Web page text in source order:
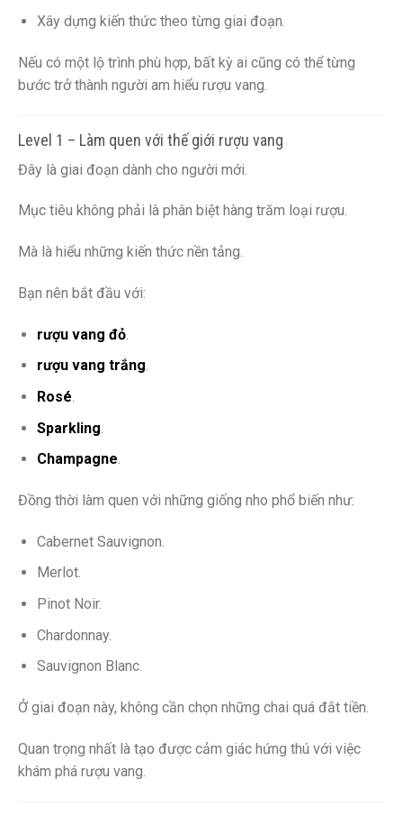
Xây dựng kiến thức theo từng giai đoạn.
Nếu có một lộ trình phù hợp, bất kỳ ai cũng có thể từng
bước trở thành người am hiểu rượu vang.
Level 1 – Làm quen với thế giới rượu vang
Đây là giai đoạn dành cho người mới.
Mục tiêu không phải là phân biệt hàng trăm loại rượu.
Mà là hiểu những kiến thức nền tảng.
Bạn nên bắt đầu với:
rượu vang đỏ.
rượu vang trắng.
Rosé.
Sparkling
Champagne.
Đồng thời làm quen với những giống nho phổ biến như:
Cabernet Sauvignon.
Merlot.
Pinot Noir.
Chardonnay.
Sauvignon Blanc.
Ở giai đoạn này, không cần chọn những chai quá đắt tiền.
Quan trọng nhất là tạo được cảm giác hứng thú với việc
khám phá rượu vang.